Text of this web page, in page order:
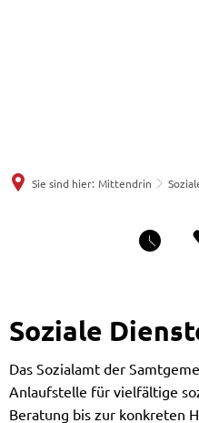
Sie sind hier: Mittendrin
Soziale
Dienste
Soziale
Das Sozialamt der
Anlaufstelle für vielfältige
Beratung bis zur konkreten